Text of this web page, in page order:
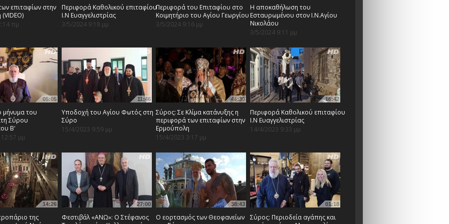
επιταφίων στην
πμ
Περιφορά Καθολικού επιταφίου
Ι.Ν Ευαγγελιστρίας
3/5/2024 9:18 μμ
Περιφορά του Επιταφίου στο
Κοιμητήριο του Αγίου Γεωργίου
3/5/2024 9:16 μμ
Η αποκαθήλωση του
Εσταυρωμένου στον Ι.Ν.Aγίου
Νικολάου
3/5/2024 9:11 μμ
05:05
μήνυμα του
Σύρου
Β'
μμ
11:46
Υποδοχή του Αγίου Φωτός στη
Σύρο
15/4/2023 9:59 μμ
46:30
Σύρος: Σε Κλίμα κατάνυξης η
περιφορά των επιταφίων στην
Ερμούπολη
15/4/2023 3:17 μμ
16:42
Περιφορά Καθολικού επιταφίου
Ι.Ν Ευαγγελιστρίας
14/4/2023 9:33 μμ
14:26
της
27:00
Φεστιβάλ «ΑΝΩ»: Ο Στέφανος
38:43
O εορτασμός των Θεοφανείων
01:18
Σύρος: Περιοδεία αγάπης και